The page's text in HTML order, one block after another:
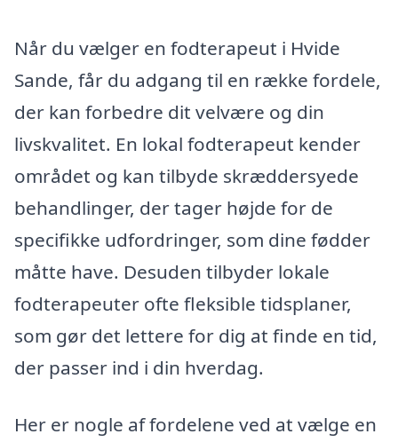
Når du vælger en fodterapeut i Hvide
Sande, får du adgang til en række fordele,
der kan forbedre dit velvære og din
livskvalitet. En lokal fodterapeut kender
området og kan tilbyde skræddersyede
behandlinger, der tager højde for de
specifikke udfordringer, som dine fødder
måtte have. Desuden tilbyder lokale
fodterapeuter ofte fleksible tidsplaner,
som gør det lettere for dig at finde en tid,
der passer ind i din hverdag.
Her er nogle af fordelene ved at vælge en